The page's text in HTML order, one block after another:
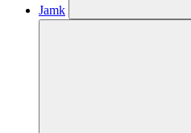
Jamk